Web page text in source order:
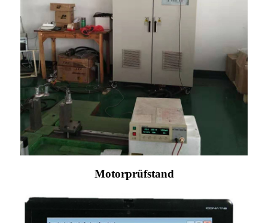
Motorprüfstand